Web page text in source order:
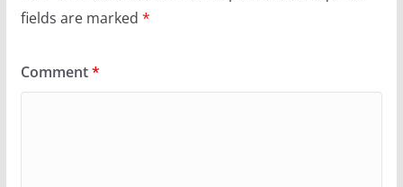
fields are marked *
Comment*